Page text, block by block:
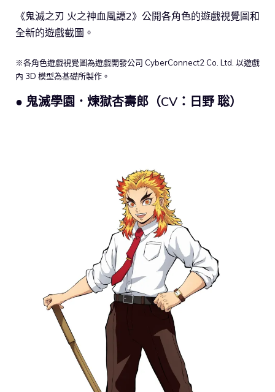
《鬼滅之刃 火之神血風譚2》公開各角色的遊戲視覺圖和
全新的遊戲截圖。
※各角色遊戲視覺圖為遊戲開發公司 CyberConnect2 Co. Ltd. 以遊戲
內 3D 模型為基礎所製作。
● 鬼滅學園．煉獄杏壽郎（CV：日野 聡）